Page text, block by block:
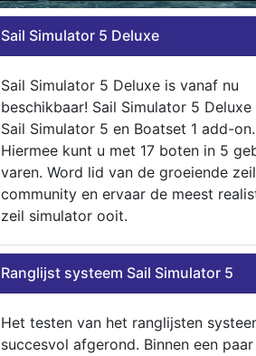
Sail Simulator 5 Deluxe
Sail Simulator 5 Deluxe is vanaf nu
beschikbaar! Sail Simulator 5
Sail Simulator 5 en Boatset 1 add-on.
Hiermee kunt u met 17 boten in 5
varen. Word lid van de groeiende zeil
community en ervaar de meest
zeil simulator ooit.
Ranglijst systeem Sail Simulator 5
Het testen van het ranglijsten
succesvol afgerond. Binnen een